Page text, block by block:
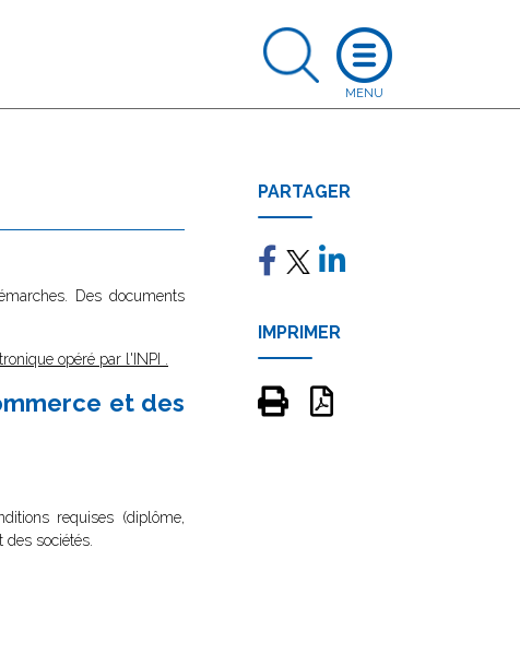
Des documents
opéré par l'INPI
et des
requises (diplôme,
sociétés.
PARTAGER
IMPRIMER